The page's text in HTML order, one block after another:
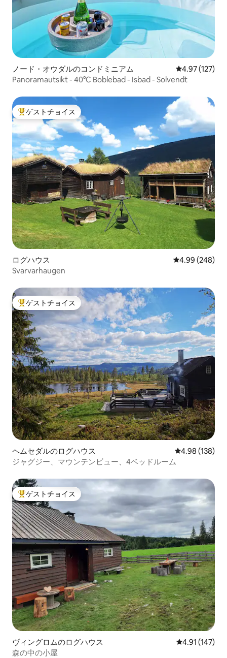
ノード・オウダルのコンドミニアム レビュー127
4.97 (127)
Panoramautsikt - 40°C Boblebad - Isbad - Solvendt
大好評のゲストチョイスです。
ゲストチョイス
ログハウス レビュー248
4.99 (248)
Svarvarhaugen
大好評のゲストチョイスです。
ゲストチョイス
ヘムセダルのログハウス レビュー138
4.98 (138)
ジャグジー、マウンテンビュー、4ベッドルーム
大好評のゲストチョイスです。
ゲストチョイス
ヴィングロムのログハウス レビュー147
4.91 (147)
森の中の小屋